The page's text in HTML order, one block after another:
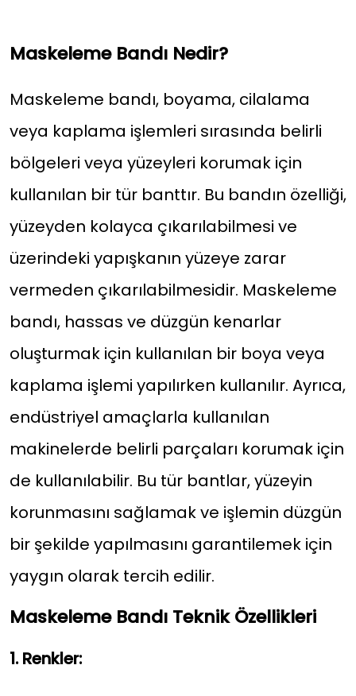
Maskeleme Bandı Nedir?
Maskeleme bandı, boyama, cilalama
veya kaplama işlemleri sırasında belirli
bölgeleri veya yüzeyleri korumak için
kullanılan bir tür banttır. Bu bandın özelliği,
yüzeyden kolayca çıkarılabilmesi ve
üzerindeki yapışkanın yüzeye zarar
vermeden çıkarılabilmesidir. Maskeleme
bandı, hassas ve düzgün kenarlar
oluşturmak için kullanılan bir boya veya
kaplama işlemi yapılırken kullanılır. Ayrıca,
endüstriyel amaçlarla kullanılan
makinelerde belirli parçaları korumak için
de kullanılabilir. Bu tür bantlar, yüzeyin
korunmasını sağlamak ve işlemin düzgün
bir şekilde yapılmasını garantilemek için
yaygın olarak tercih edilir.
Maskeleme Bandı Teknik Özellikleri
1. Renkler: